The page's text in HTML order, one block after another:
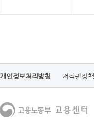
개인정보처리방침 저작권정책